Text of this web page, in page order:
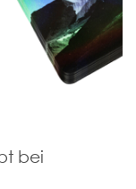
bei